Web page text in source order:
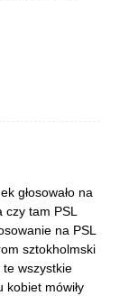
głosowało na
czy tam PSL
na PSL
sztokholmski
wszystkie
kobiet mówiły